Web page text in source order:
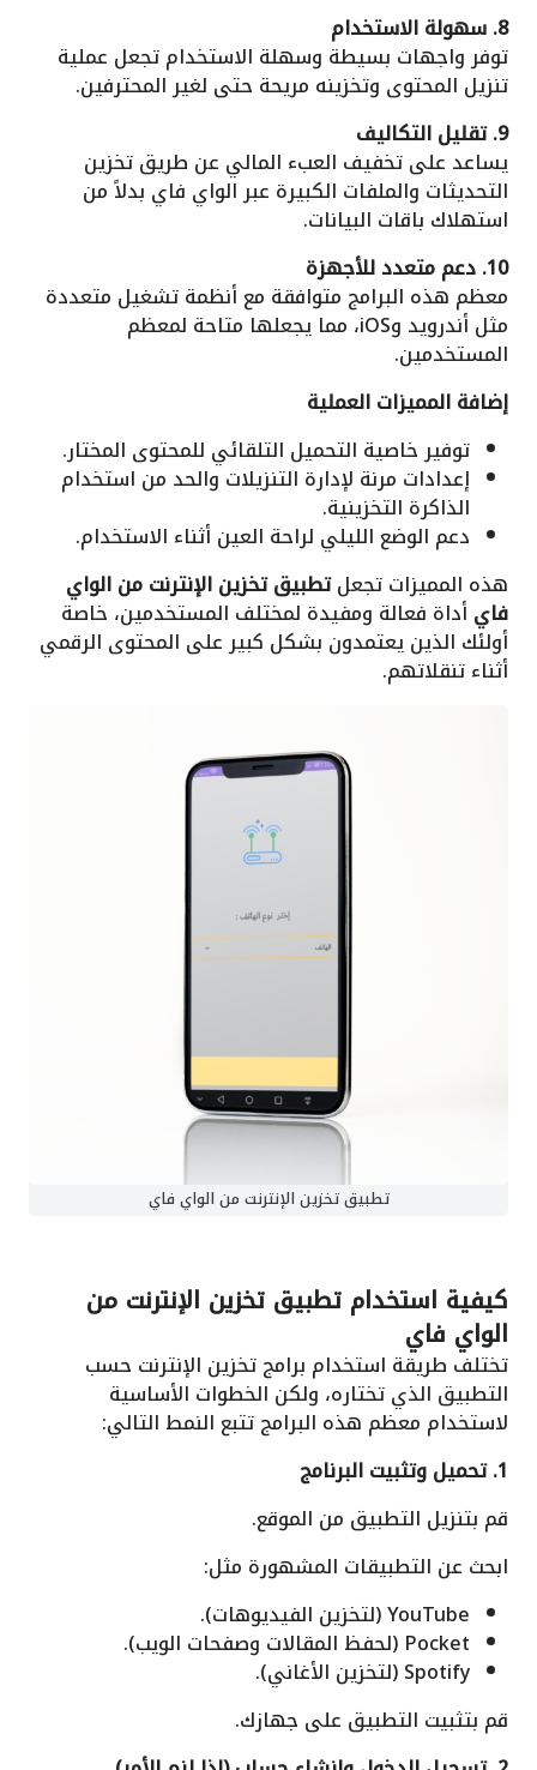
8. سهولة الاستخدام
توفر واجهات بسيطة وسهلة الاستخدام تجعل عملية
تنزيل المحتوى وتخزينه مريحة حتى لغير المحترفين.
9. تقليل التكاليف
يساعد على تخفيف العبء المالي عن طريق تخزين
التحديثات والملفات الكبيرة عبر الواي فاي بدلاً من
استهلاك باقات البيانات.
10. دعم متعدد للأجهزة
معظم هذه البرامج متوافقة مع أنظمة تشغيل متعددة
مثل أندرويد وiOS، مما يجعلها متاحة لمعظم
المستخدمين.
إضافة المميزات العملية
توفير خاصية التحميل التلقائي للمحتوى المختار.
إعدادات مرنة لإدارة التنزيلات والحد من استخدام
الذاكرة التخزينية.
دعم الوضع الليلي لراحة العين أثناء الاستخدام.
هذه المميزات تجعلتطبيق تخزين الإنترنت من الواي
فاي أداة فعالة ومفيدة لمختلف المستخدمين، خاصة
أولئك الذين يعتمدون بشكل كبير على المحتوى الرقمي
أثناء تنقلاتهم.
تطبيق تخزين الإنترنت من الواي فاي
كيفية استخدام تطبيق تخزين الإنترنت من
الواي فاي
تختلف طريقة استخدام برامج تخزين الإنترنت حسب
التطبيق الذي تختاره، ولكن الخطوات الأساسية
لاستخدام معظم هذه البرامج تتبع النمط التالي:
1. تحميل وتثبيت البرنامج
قم بتنزيل التطبيق من الموقع.
ابحث عن التطبيقات المشهورة مثل:
YouTube (لتخزين الفيديوهات).
Pocket (لحفظ المقالات وصفحات الويب).
Spotify (لتخزين الأغاني).
قم بتثبيت التطبيق على جهازك.